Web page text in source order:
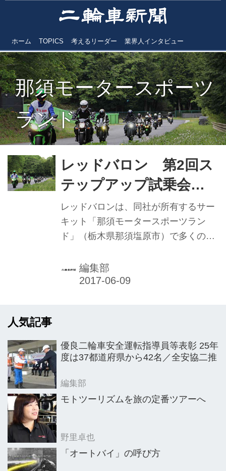
ホーム TOPICS 考えるリーダー 業界人インタビュー
那須モータースポーツ
ランド
レッドバロン 第2回ス
テップアップ試乗会
普二免でも大型車体験
レッドバロンは、同社が所有するサー
キット「那須モータースポーツラン
ド」（栃木県那須塩原市）で多くの走
通二輪免許で大型二輪モデルの試乗も
できる人気のイベント「那須モーター
編集部
人気記事
優良二輪車安全運転指導員等表彰 25年
度は37都道府県から42名／全安協二推
編集部
モトツーリズムを旅の定番ツアーへ
野里卓也
「オートバイ」の呼び方